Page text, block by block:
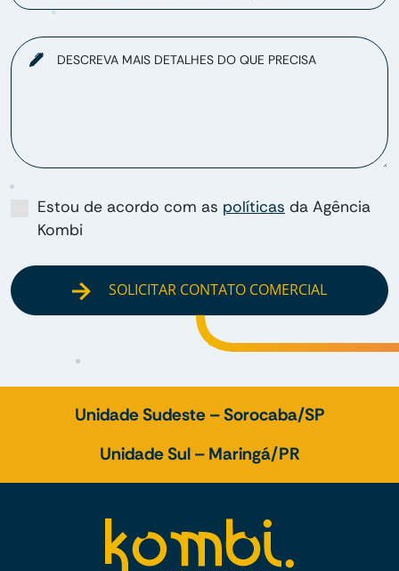
DESCREVA MAIS DETALHES DO QUE PRECISA
Estou de acordo com as políticas da Agência
Kombi
SOLICITAR CONTATO COMERCIAL
Unidade Sudeste – Sorocaba/SP
Unidade Sul – Maringá/PR